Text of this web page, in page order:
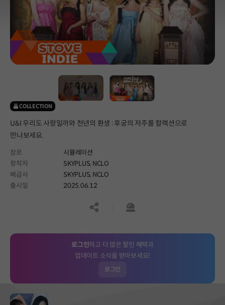
COLLECTION
U&I 우리도 사랑일까와 천년의 환생 : 후궁의 저주를 컬렉션으로
만나보세요.
장르
시뮬레이션
창작자
SKYPLUS, NCLO
배급사
SKYPLUS, NCLO
출시일
2025.06.12
공유하기신고하기
로그인하고 더 많은 할인 혜택과
업데이트 소식을 받아보세요!
로그인